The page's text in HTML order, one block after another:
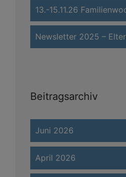
13.-15.11.26
Newsletter 2025 –
Beitragsarchiv
Juni 2026
April 2026